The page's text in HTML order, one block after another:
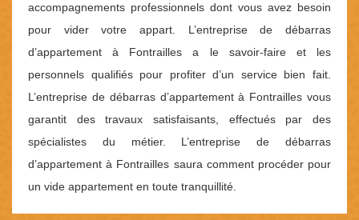
accompagnements professionnels dont vous avez besoin
pour vider votre appart. L’entreprise de débarras
d’appartement à Fontrailles a le savoir-faire et les
personnels qualifiés pour profiter d’un service bien fait.
L’entreprise de débarras d’appartement à Fontrailles vous
garantit des travaux satisfaisants, effectués par des
spécialistes du métier. L’entreprise de débarras
d’appartement à Fontrailles saura comment procéder pour
un vide appartement en toute tranquillité.